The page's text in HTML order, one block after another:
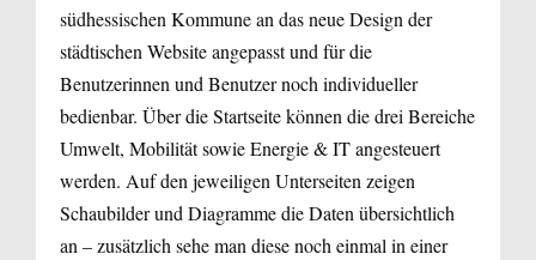
südhessischen Kommune an das neue Design der
städtischen Website angepasst und für die
Benutzerinnen und Benutzer noch individueller
bedienbar. Über die Startseite können die drei Bereiche
Umwelt, Mobilität sowie Energie & IT angesteuert
werden. Auf den jeweiligen Unterseiten zeigen
Schaubilder und Diagramme die Daten übersichtlich
an – zusätzlich sehe man diese noch einmal in einer